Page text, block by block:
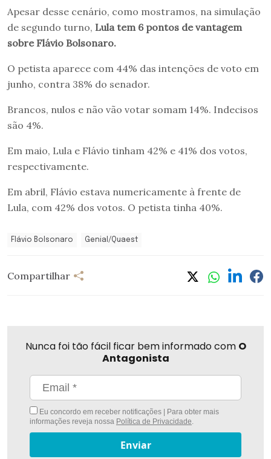
Apesar desse cenário, como mostramos, na simulação
de segundo turno, Lula tem 6 pontos de vantagem
sobre Flávio Bolsonaro.
O petista aparece com 44% das intenções de voto em
junho, contra 38% do senador.
Brancos, nulos e não vão votar somam 14%. Indecisos
são 4%.
Em maio, Lula e Flávio tinham 42% e 41% dos votos,
respectivamente.
Em abril, Flávio estava numericamente à frente de
Lula, com 42% dos votos. O petista tinha 40%.
Flávio Bolsonaro Genial/Quaest
Compartilhar
Nunca foi tão fácil ficar bem informado com O
Antagonista
Eu concordo em receber notificações | Para obter mais
informações reveja nossa Política de Privacidade.
Enviar